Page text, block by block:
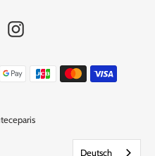
Instagram
Zahlungsmittel
Deutsch